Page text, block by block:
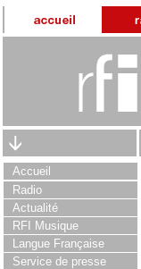
Accueil
Radio
Actualité
RFI Musique
Langue Française
Service de presse